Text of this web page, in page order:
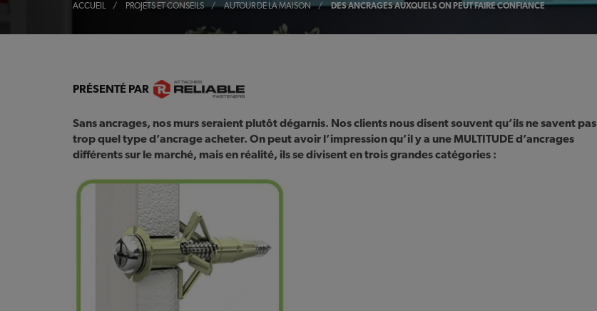
ACCUEIL / PROJETS ET CONSEILS / AUTOUR DE LA MAISON / DES ANCRAGES AUXQUELS ON PEUT FAIRE CONFIANCE
PRÉSENTÉ PAR
Sans ancrages, nos murs seraient plutôt dégarnis. Nos clients nous disent souvent qu’ils ne savent pas
trop quel type d’ancrage acheter. On peut avoir l’impression qu’il y a une MULTITUDE d’ancrages
différents sur le marché, mais en réalité, ils se divisent en trois grandes catégories :